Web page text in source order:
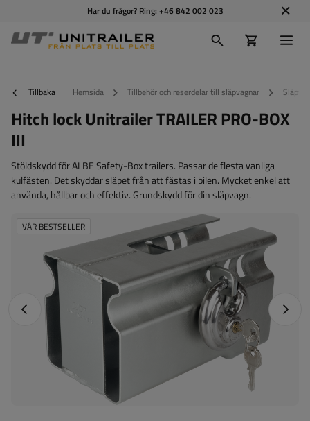
Har du frågor? Ring: +46 842 002 023
Tillbaka Hemsida Tillbehör och reserdelar till släpvagnar
Hitch lock Unitrailer TRAILER PRO-BOX
III
Stöldskydd för ALBE Safety-Box trailers. Passar de flesta vanliga
kulfästen. Det skyddar släpet från att fästas i bilen. Mycket enkel att
använda, hållbar och effektiv. Grundskydd för din släpvagn.
Föregående foto Nästa
VÅR BESTSELLER